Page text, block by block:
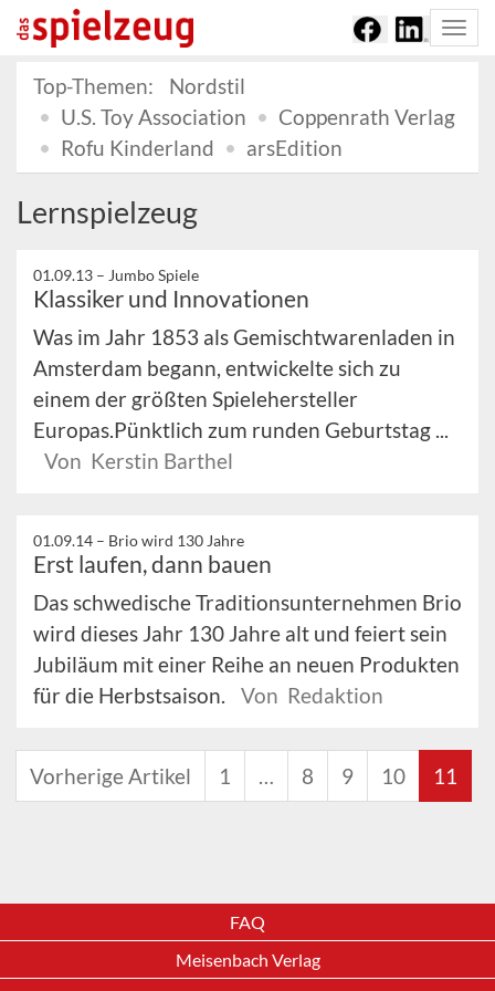
Top-Themen:
Nordstil
U.S. Toy Association
Coppenrath Verlag
Rofu Kinderland
arsEdition
Lernspielzeug
01.09.13 – Jumbo Spiele
Klassiker und Innovationen
Was im Jahr 1853 als Gemischtwarenladen in
Amsterdam begann, entwickelte sich zu
einem der größten Spielehersteller
Europas.Pünktlich zum runden Geburtstag ...
Von Kerstin Barthel
01.09.14 – Brio wird 130 Jahre
Erst laufen, dann bauen
Das schwedische Traditionsunternehmen Brio
wird dieses Jahr 130 Jahre alt und feiert sein
Jubiläum mit einer Reihe an neuen Produkten
für die Herbstsaison.
Von Redaktion
Vorherige Artikel 1 … 8 9 10 11
FAQ
Meisenbach Verlag